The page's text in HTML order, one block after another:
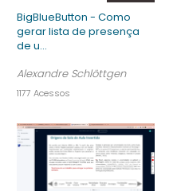
BigBlueButton - Como
gerar lista de presença
de u...
Alexandre Schlöttgen
1177 Acessos